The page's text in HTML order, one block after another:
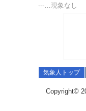
---…現象な
気象人トップ
Copyright©